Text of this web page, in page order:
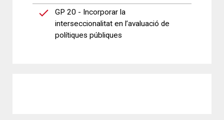
GP 20 - Incorporar la
interseccionalitat en l’avaluació de
polítiques públiques